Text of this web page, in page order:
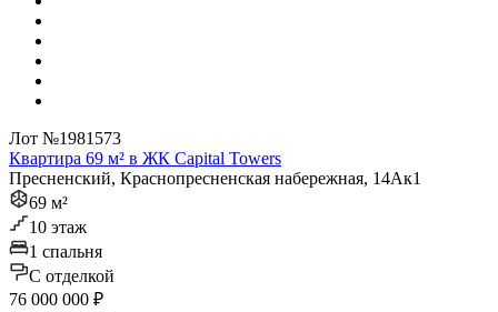
Лот №1981573
Квартира 69 м² в ЖК Capital Towers
Пресненский, Краснопресненская набережная, 14Ак1
69 м²
10 этаж
1 спальня
C отделкой
76 000 000 ₽